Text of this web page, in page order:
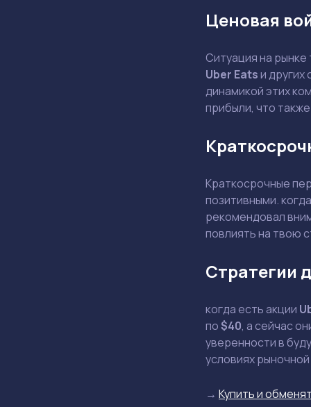
Ценовая
Ситуация на
Uber Eatsи
динамикой этих
прибыли, что
Краткосрочные
позитивными.
рекомендовал
повлиять на твою
Стратегии
когда есть акции
по$40, а сейчас
уверенности в
условиях
→ Купить и